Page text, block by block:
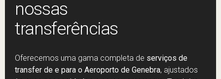
nossas
transferências
Oferecemos uma gama completa de serviços de
transfer de e para o Aeroporto de Genebra, ajustados